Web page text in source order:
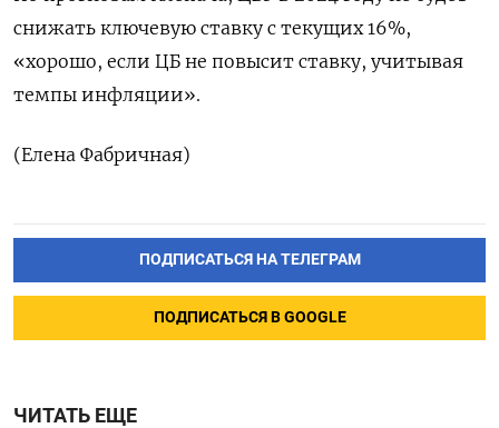
снижать ключевую ставку с текущих 16%,
«хорошо, если ЦБ не повысит ставку, учитывая
темпы инфляции».
(Елена Фабричная)
ПОДПИСАТЬСЯ НА ТЕЛЕГРАМ
ПОДПИСАТЬСЯ В GOOGLE
ЧИТАТЬ ЕЩЕ